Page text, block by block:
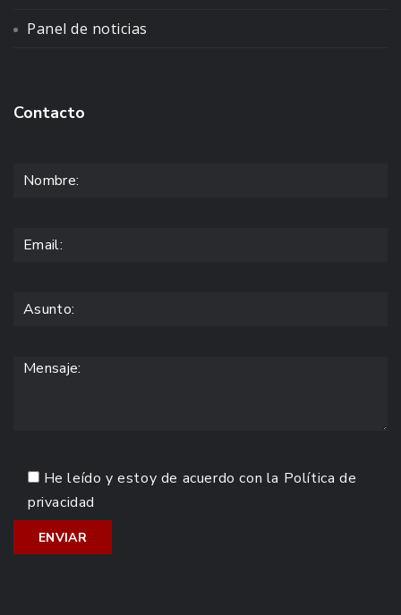
Panel de noticias
Contacto
He leído y estoy de acuerdo con la Política de
privacidad